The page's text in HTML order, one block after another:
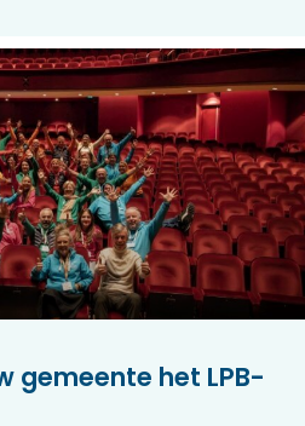
gemeente het LPB-